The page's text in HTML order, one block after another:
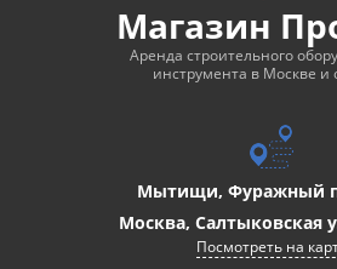
Магазин
Аренда строительного
инструмента в Москве и
Мытищи, Фуражный
Москва, Салтыковская
Посмотреть на